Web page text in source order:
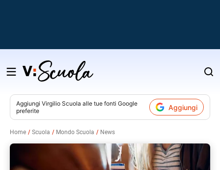
Salta
contenuto
Aggiungi Virgilio Scuola alle tue fonti Google
preferite
Aggiungi
Home Scuola Mondo Scuola News